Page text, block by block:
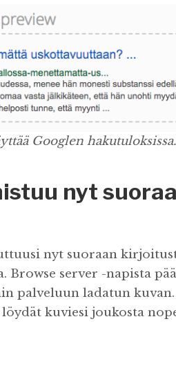
Googlen hakutuloksissa.
nyt
nyt suoraan
server -napista
palveluun ladatun kuvan.
kuviesi joukosta